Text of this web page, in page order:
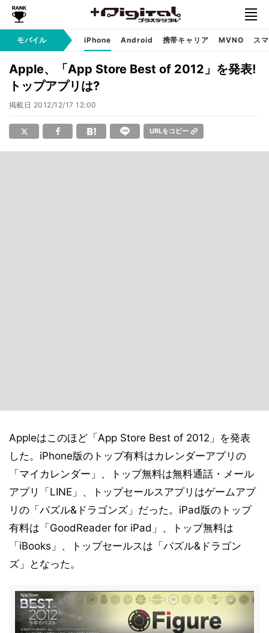
モバイル iPhone Android 携帯キャリア MVNO ス
Apple、「App Store Best of 2012」を発表!
トップアプリは?
掲載日 2012/12/17 12:00
URLをコピー
Appleはこのほど「App Store Best of 2012」を発表
した。iPhone版のトップ有料はカレンダーアプリの
「マイカレンダー」、トップ無料は無料通話・メール
アプリ「LINE」、トップセールスアプリはゲームアプ
リの「パズル&ドラゴンズ」だった。iPad版のトップ
有料は「GoodReader for iPad」、トップ無料は
「iBooks」、トップセールスは「パズル&ドラゴン
ズ」となった。